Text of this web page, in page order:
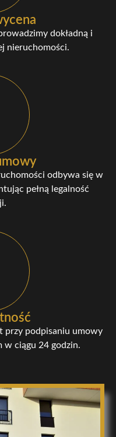
dokładną i
nieruchomości.
odbywa się w
pełną legalność
przy podpisaniu umowy
w ciągu 24 godzin.